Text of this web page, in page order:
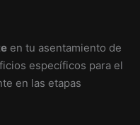
en tu asentamiento de
específicos para el
en las etapas